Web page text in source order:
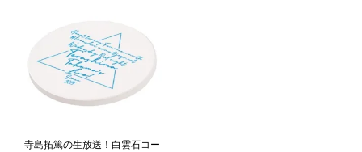
寺島拓篤の生放送！白雲石コー